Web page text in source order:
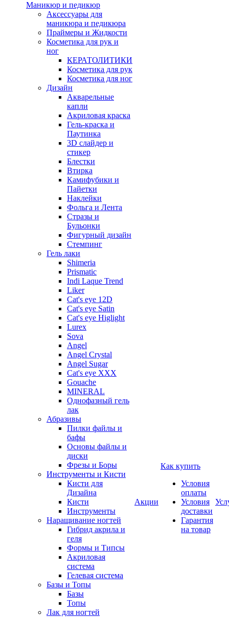
Маникюр и педикюр
Аксессуары для
маникюра и педикюра
Праймеры и Жидкости
Косметика для рук и
ног
КЕРАТОЛИТИКИ
Косметика для рук
Косметика для ног
Дизайн
Акварельные
капли
Акриловая краска
Гель-краска и
Паутинка
3D слайдер и
стикер
Блестки
Втирка
Камифубики и
Пайетки
Наклейки
Фольга и Лента
Стразы и
Бульонки
Фигурный дизайн
Стемпинг
Гель лаки
Shimeria
Prismatic
Indi Laque Trend
Liker
Cat's eye 12D
Cat's eye Satin
Cat's eye Higlight
Lurex
Sova
Angel
Angel Crystal
Angel Sugar
Cat's eye XXX
Gouache
MINERAL
Однофазный гель
лак
Абразивы
Пилки файлы и
бафы
Основы файлы и
диски
Фрезы и Боры
Инструменты и Кисти
Кисти для
Дизайна
Кисти
Инструменты
Наращивание ногтей
Гибрид акрила и
геля
Формы и Типсы
Акриловая
система
Гелевая система
Базы и Топы
Базы
Топы
Лак для ногтей
Акции
Как купить
Условия
оплаты
Условия
доставки
Гарантия
на товар